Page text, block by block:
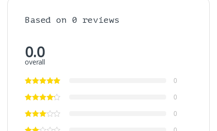
Based on 0 reviews
0.0
overall
0
0
0